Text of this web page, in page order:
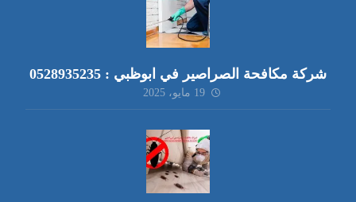
شركة مكافحة الصراصير في ابوظبي : 0528935235
19 مايو، 2025